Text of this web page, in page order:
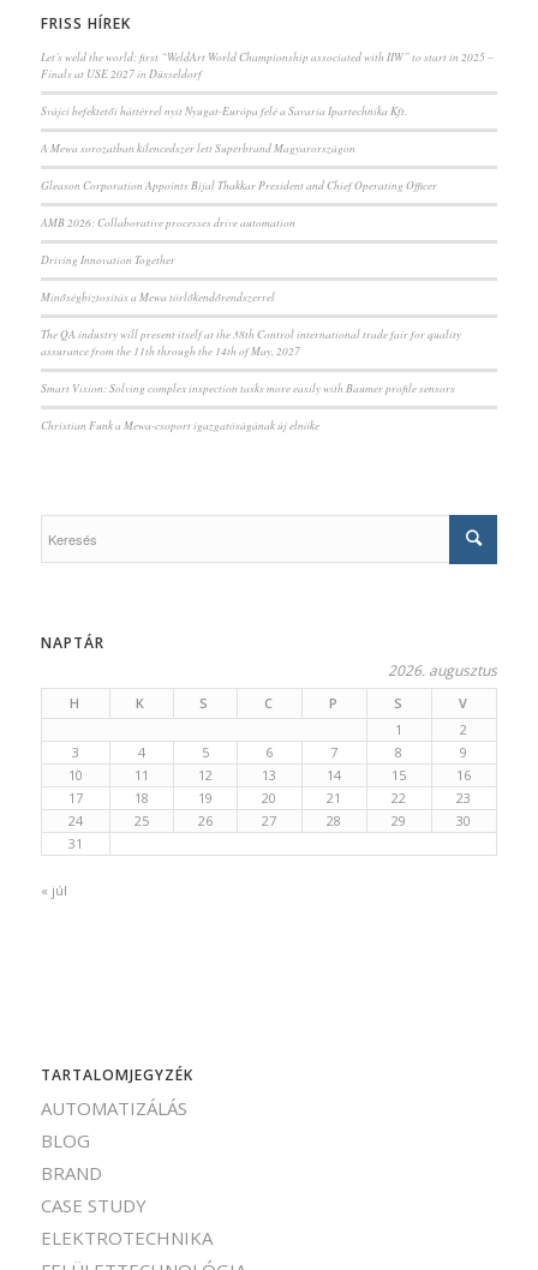
FRISS HÍREK
Let’s weld the world: first “WeldArt World Championship associated with IIW” to start in 2025 –
Finals at USE 2027 in Düsseldorf
Svájci befektetői háttérrel nyit Nyugat-Európa felé a Savaria Ipartechnika Kft.
A Mewa sorozatban kilencedszer lett Superbrand Magyarországon
Gleason Corporation Appoints Bijal Thakkar President and Chief Operating Officer
AMB 2026: Collaborative processes drive automation
Driving Innovation Together
Minőségbiztosítás a Mewa törlőkendőrendszerrel
The QA industry will present itself at the 38th Control international trade fair for quality
assurance from the 11th through the 14th of May, 2027
Smart Vision: Solving complex inspection tasks more easily with Baumer profile sensors
Christian Funk a Mewa-csoport igazgatóságának új elnöke
NAPTÁR
2026. augusztus
H K S C P S
V
1
2
3
4 5 6 7 8
9
10
11 12 13 14 15
16
17
18 19 20 21 22
23
24
25 26 27 28 29
30
31
« júl
TARTALOMJEGYZÉK
AUTOMATIZÁLÁS
BLOG
BRAND
CASE STUDY
ELEKTROTECHNIKA